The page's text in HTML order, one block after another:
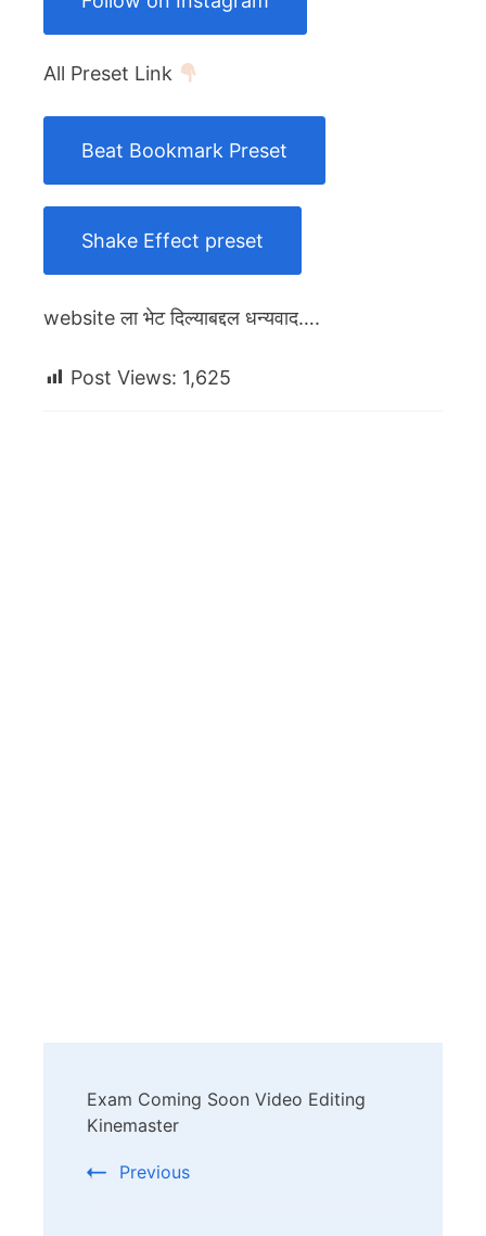
All Preset Link
Beat Bookmark Preset
Shake Effect preset
website ला भेट दिल्याबद्दल धन्यवाद….
Post Views: 1,625
Navigation
Exam Coming Soon Video Editing
Kinemaster
Previous